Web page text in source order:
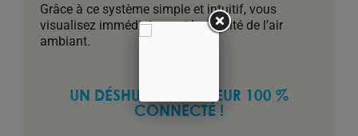
Grâce à ce système simple et intuitif, vous
visualisez immédiatement la qualité de l’air
ambiant.
UN DÉSHUMIDIFICATEUR 100 %
CONNECTÉ !